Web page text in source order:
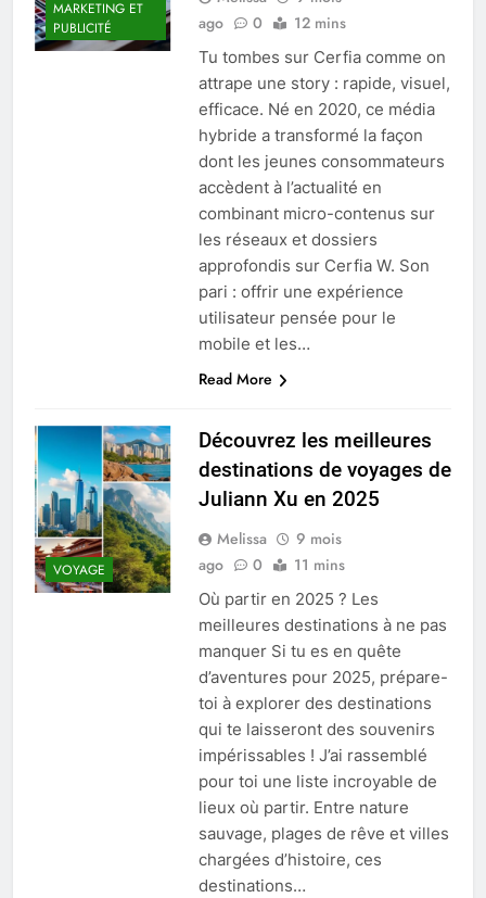
MARKETING ET
PUBLICITÉ
ago
0 12 mins
Tu tombes sur Cerfia comme on
attrape une story : rapide, visuel,
efficace. Né en 2020, ce média
hybride a transformé la façon
dont les jeunes consommateurs
accèdent à l’actualité en
combinant micro-contenus sur
les réseaux et dossiers
approfondis sur Cerfia W. Son
pari : offrir une expérience
utilisateur pensée pour le
mobile et les…
Read More
VOYAGE
Découvrez les meilleures
destinations de voyages de
Juliann Xu en 2025
Melissa
9 mois
ago
0 11 mins
Où partir en 2025 ? Les
meilleures destinations à ne pas
manquer Si tu es en quête
d’aventures pour 2025, prépare-
toi à explorer des destinations
qui te laisseront des souvenirs
impérissables ! J’ai rassemblé
pour toi une liste incroyable de
lieux où partir. Entre nature
sauvage, plages de rêve et villes
chargées d’histoire, ces
destinations…